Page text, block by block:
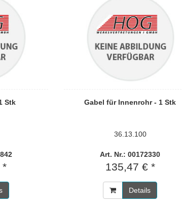
Stk
*
Gabel für Innenrohr - 1 Stk
36.13.100
Art. Nr.: 00172330
135,47 € *
Details